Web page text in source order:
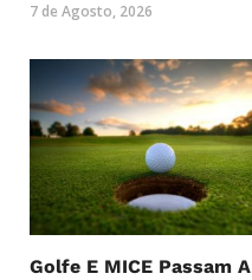
7 de Agosto, 2026
Golfe E MICE Passam A